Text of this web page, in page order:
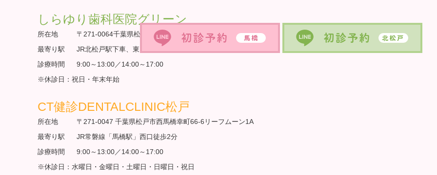
しらゆり歯科医院グリーン
所在地
〒271-0064千葉県松戸市上本郷904-1
最寄り駅
JR北松戸駅下車、東口徒歩１分
診療時間
9:00～13:00／14:00～17:00
※休診日：祝日・年末年始
CT健診DENTALCLINIC松戸
所在地
〒271-0047 千葉県松戸市西馬橋幸町66-6リーフムーン1A
最寄り駅
JR常磐線「馬橋駅」西口徒歩2分
診療時間
9:00～13:00／14:00～17:00
※休診日：水曜日・金曜日・土曜日・日曜日・祝日